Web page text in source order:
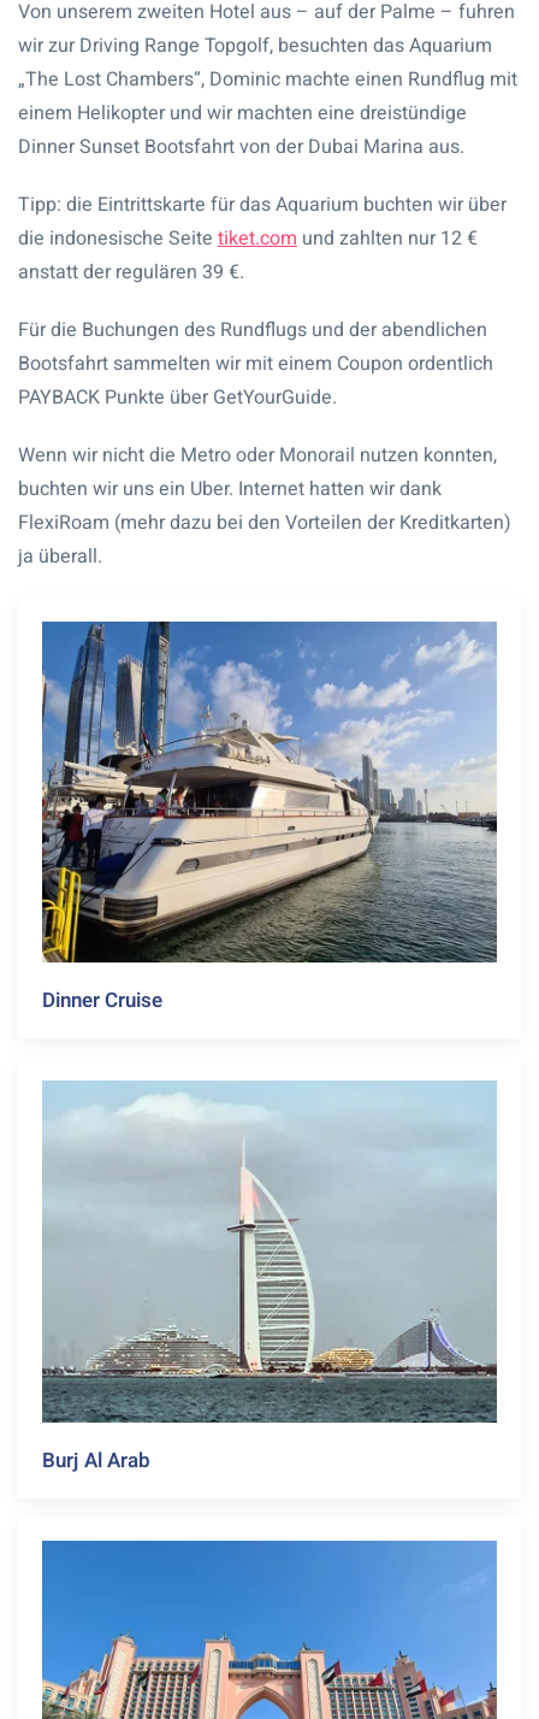
Von unserem zweiten Hotel aus – auf der Palme – fuhren
wir zur Driving Range Topgolf, besuchten das Aquarium
„The Lost Chambers“, Dominic machte einen Rundflug mit
einem Helikopter und wir machten eine dreistündige
Dinner Sunset Bootsfahrt von der Dubai Marina aus.
Tipp: die Eintrittskarte für das Aquarium buchten wir über
die indonesische Seite tiket.com und zahlten nur 12 €
anstatt der regulären 39 €.
Für die Buchungen des Rundflugs und der abendlichen
Bootsfahrt sammelten wir mit einem Coupon ordentlich
PAYBACK Punkte über GetYourGuide.
Wenn wir nicht die Metro oder Monorail nutzen konnten,
buchten wir uns ein Uber. Internet hatten wir dank
FlexiRoam (mehr dazu bei den Vorteilen der Kreditkarten)
ja überall.
Dinner Cruise
Burj Al Arab